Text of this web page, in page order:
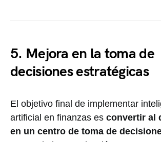
5. Mejora en la toma de
decisiones estratégicas
El objetivo final de implementar
artificial en finanzas es convertir al
en un centro de toma de